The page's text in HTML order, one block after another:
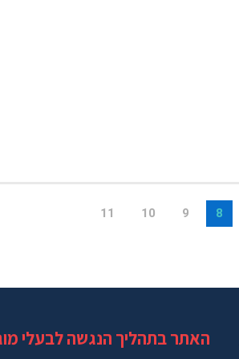
8
9
10
11
האתר בתהליך הנגשה לבעלי